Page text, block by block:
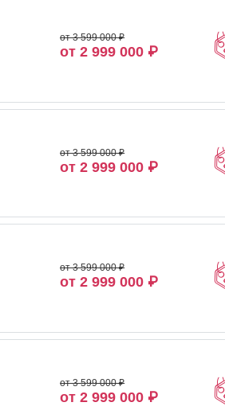
от 3 599 000 ₽
от 2 999 000 ₽
от 3 599 000 ₽
от 2 999 000 ₽
от 3 599 000 ₽
от 2 999 000 ₽
от 3 599 000 ₽
от 2 999 000 ₽